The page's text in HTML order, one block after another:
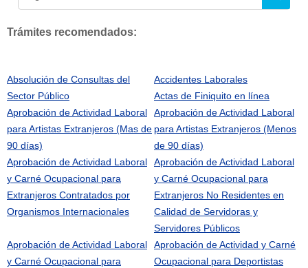
Trámites recomendados:
Absolución de Consultas del
Sector Público
Accidentes Laborales
Actas de Finiquito en línea
Aprobación de Actividad Laboral
para Artistas Extranjeros (Mas de
90 días)
Aprobación de Actividad Laboral
para Artistas Extranjeros (Menos
de 90 días)
Aprobación de Actividad Laboral
y Carné Ocupacional para
Extranjeros Contratados por
Organismos Internacionales
Aprobación de Actividad Laboral
y Carné Ocupacional para
Extranjeros No Residentes en
Calidad de Servidoras y
Servidores Públicos
Aprobación de Actividad Laboral
y Carné Ocupacional para
Aprobación de Actividad y Carné
Ocupacional para Deportistas